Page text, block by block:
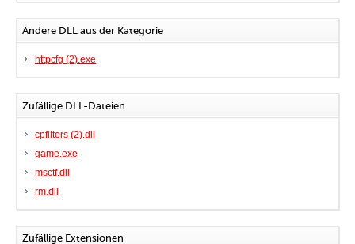
Andere DLL aus der Kategorie
httpcfg (2).exe
Zufällige DLL-Dateien
cpfilters (2).dll
game.exe
msctf.dll
rm.dll
Zufällige Extensionen